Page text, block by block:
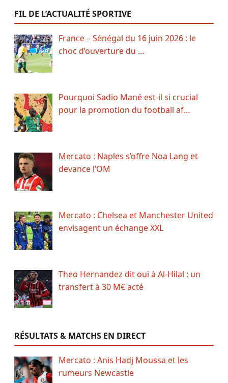
FIL DE L’ACTUALITÉ SPORTIVE
France – Sénégal du 16 juin 2026 : le
choc d’ouverture du …
Pourquoi Sadio Mané est-il si crucial
pour la promotion du football af…
Mercato : Naples s’offre Noa Lang et
devance l’OM
Mercato : Chelsea et Manchester United
envisagent un échange XXL
Theo Hernandez dit oui à Al-Hilal : un
transfert à 30 M€ acté
RÉSULTATS & MATCHS EN DIRECT
Mercato : Anis Hadj Moussa et les
rumeurs Newcastle